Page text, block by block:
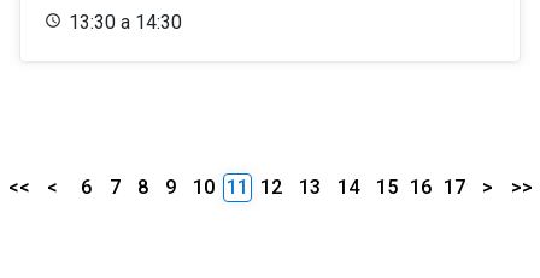
13:30 a 14:30
<< < 6 7 8 9 10 11 12 13 14 15 16 17 > >>